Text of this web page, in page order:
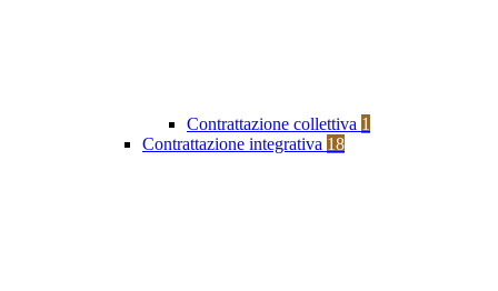
Contrattazione collettiva 1
Contrattazione integrativa 18